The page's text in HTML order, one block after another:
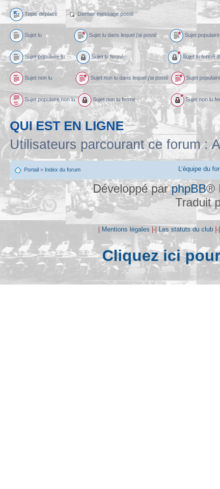
Topic déplacé Dernier message posté
Sujet lu Sujet lu dans lequel j’ai posté Sujet
Sujet populaire lu Sujet lu fermé Sujet lu fermé
Sujet non lu Sujet non lu dans lequel j’ai posté Sujet
Sujet populaire non lu Sujet non lu fermé Sujet non lu
QUI EST EN LIGNE
Utilisateurs parcourant ce forum :
Portail » Index du forum L’équipe du
Développé parphpBB®
Traduit
Mentions légales |-| Les statuts du club
Cliquez ici